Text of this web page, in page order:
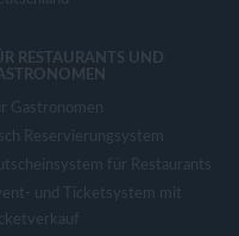
RESTAURANTS UND
Gastronomen
Reservierungsystem
für Restaurants
und Ticketsystem mit